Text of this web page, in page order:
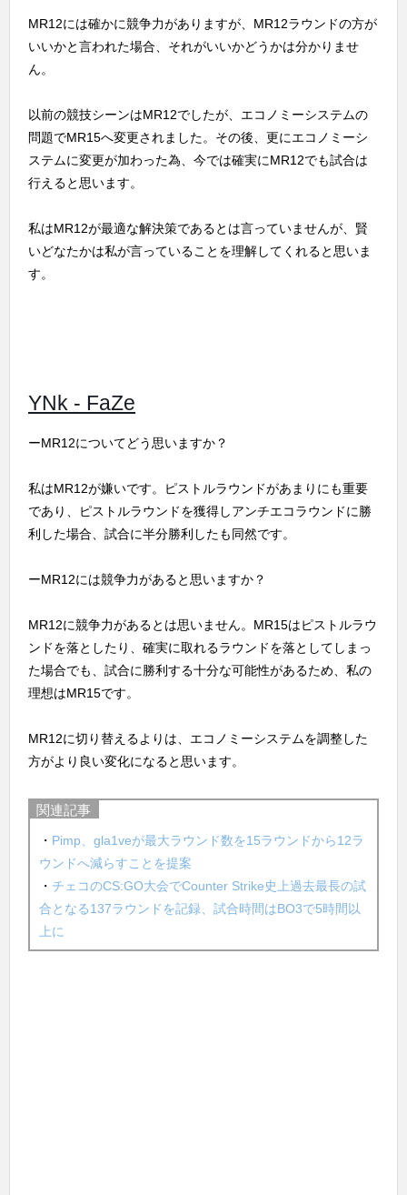
MR12には確かに競争力がありますが、MR12ラウンドの方が
いいかと言われた場合、それがいいかどうかは分かりませ
ん。
以前の競技シーンはMR12でしたが、エコノミーシステムの
問題でMR15へ変更されました。その後、更にエコノミーシ
ステムに変更が加わった為、今では確実にMR12でも試合は
行えると思います。
私はMR12が最適な解決策であるとは言っていませんが、賢
いどなたかは私が言っていることを理解してくれると思いま
す。
YNk - FaZe
ーMR12についてどう思いますか？
私はMR12が嫌いです。ピストルラウンドがあまりにも重要
であり、ピストルラウンドを獲得しアンチエコラウンドに勝
利した場合、試合に半分勝利したも同然です。
ーMR12には競争力があると思いますか？
MR12に競争力があるとは思いません。MR15はピストルラウ
ンドを落としたり、確実に取れるラウンドを落としてしまっ
た場合でも、試合に勝利する十分な可能性があるため、私の
理想はMR15です。
MR12に切り替えるよりは、エコノミーシステムを調整した
方がより良い変化になると思います。
関連記事
・ Pimp、gla1veが最大ラウンド数を15ラウンドから12ラ
ウンドへ減らすことを提案
・ チェコのCS:GO大会でCounter Strike史上過去最長の試
合となる137ラウンドを記録、試合時間はBO3で5時間以
上に